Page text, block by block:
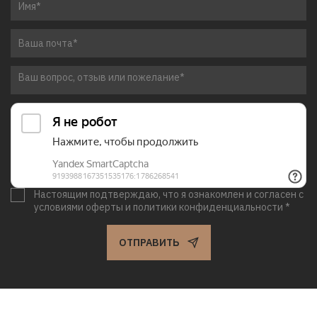
Настоящим подтверждаю, что я ознакомлен и согласен с
условиями оферты и политики конфиденциальности *
ОТПРАВИТЬ